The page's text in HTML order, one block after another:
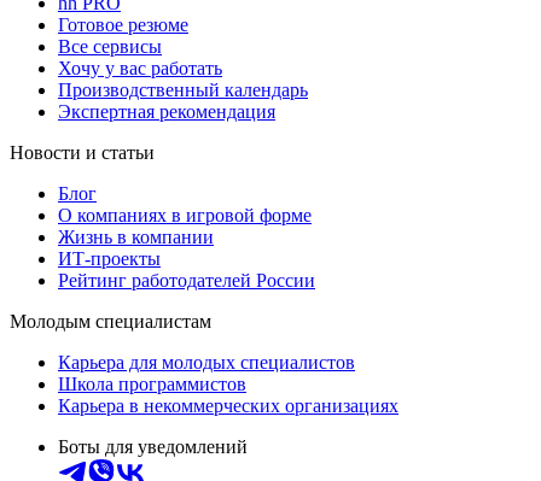
Готовое резюме
Все сервисы
Хочу у вас работать
Производственный календарь
Экспертная рекомендация
Новости и статьи
Блог
О компаниях в игровой форме
Жизнь в компании
ИТ-проекты
Рейтинг работодателей России
Молодым специалистам
Карьера для молодых специалистов
Школа программистов
Карьера в некоммерческих организациях
Боты для уведомлений